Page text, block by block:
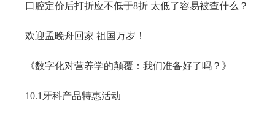
口腔定价后打折应不低于8折 太低了容易被查什么？
欢迎孟晚舟回家 祖国万岁！
《数字化对营养学的颠覆：我们准备好了吗？》
10.1牙科产品特惠活动